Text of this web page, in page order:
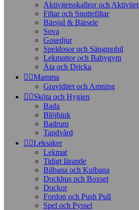
Aktivitetsskallror och Aktivitet
Filtar och Snuttefiltar
Bärsjal & Bärsele
Sova
Gosedjur
Speldosor och Sängmobil
Lekmattor och Babygym
Äta och Dricka
 Mamma
Graviditet och Amning
 Sköta och Hygien
Bada
Blöjhink
Badrum
Tandvård
 Leksaker
Lekmat
Tidigt lärande
Bilbana och Kulbana
Dockhus och Boxset
Dockor
Fordon och Push Pull
Spel och Pyssel